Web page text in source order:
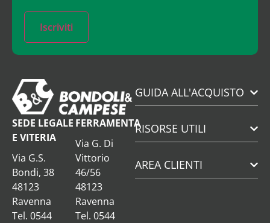
Iscriviti
SEDE LEGALE
E VITERIA
Via G.S.
Bondi, 38
48123
Ravenna
Tel. 0544
FERRAMENTA
Via G. Di
Vittorio
46/56
48123
Ravenna
Tel. 0544
GUIDA ALL'ACQUISTO
RISORSE UTILI
AREA CLIENTI